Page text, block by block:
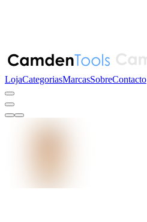
LojaCategoriasMarcasSobreContacto